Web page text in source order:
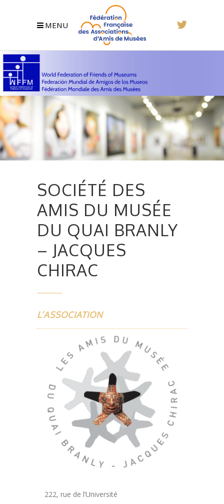
MENU
SOCIÉTÉ DES
AMIS DU MUSÉE
DU QUAI BRANLY
– JACQUES
CHIRAC
L’ASSOCIATION
222, rue de l’Université